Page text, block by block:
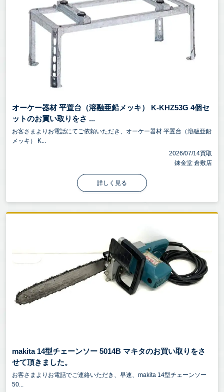
オーケー器材 平置台（溶融亜鉛メッキ） K-KHZ53G 4個セ
ットのお買い取りをさ ...
お客さまよりお電話にてご依頼いただき、オーケー器材 平置台（溶融亜鉛
メッキ） K...
2026/07/14買取
錬金堂 倉敷店
詳しく見る
makita 14型チェーンソー 5014B マキタのお買い取りをさ
せて頂きました。
お客さまよりお電話でご連絡いただき、早速、makita 14型チェーンソー
50...